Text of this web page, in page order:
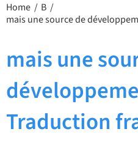
Home
B
mais une source de
mais une
Traduction